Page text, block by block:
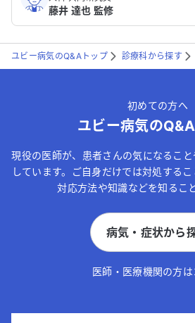
藤井 達也 監修
ユビー病気のQ&Aトップ 診療科から探す
初めての方へ
ユビー病気の
現役の医師が、患者さんの気になるこ
しています。ご自身だけでは対処する
対応方法や知識などを知るこ
病気・症状から
医師・医療機関の方は